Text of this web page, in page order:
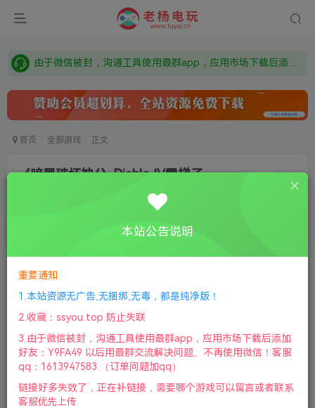
需要什么游戏请联系客服，若链接失效请联系客服，百度网盘边上的激活码也是解压密码
由于微信被封，沟通工具使用最群app，应用市场下载后添加好友：Y9FA49 以后用最群交流解决问题。不再使用微信！
首页 全部游戏 正文
《暗黑破坏神4》Diablo IV需梯子
《暗黑破坏神4》Diablo IV需梯子
此内容为付费阅读，请付费后查看
鲜花 1
赞助会员 免费
付费阅读
本站公告说明
重要通知
1.本站资源无广告,无捆绑,无毒，都是纯净版！
2.收藏：ssyou.top 防止失联
3.由于微信被封，沟通工具使用最群app，应用市场下载后添加
好友：Y9FA49 以后用最群交流解决问题。不再使用微信！客服
qq：1613947583 （订单问题加qq）
链接好多失效了，正在补链接，需要哪个游戏可以留言或者联系
客服优先上传